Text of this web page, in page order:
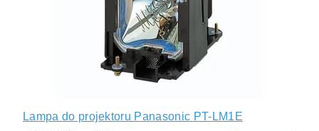
Lampa do projektoru Panasonic PT-LM1E